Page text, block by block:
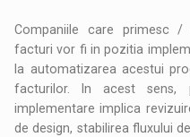
Companiile care primesc
facturi vor fi in pozitia
la automatizarea acestui
facturilor. In acest sens,
implementare implica
de design, stabilirea fluxului